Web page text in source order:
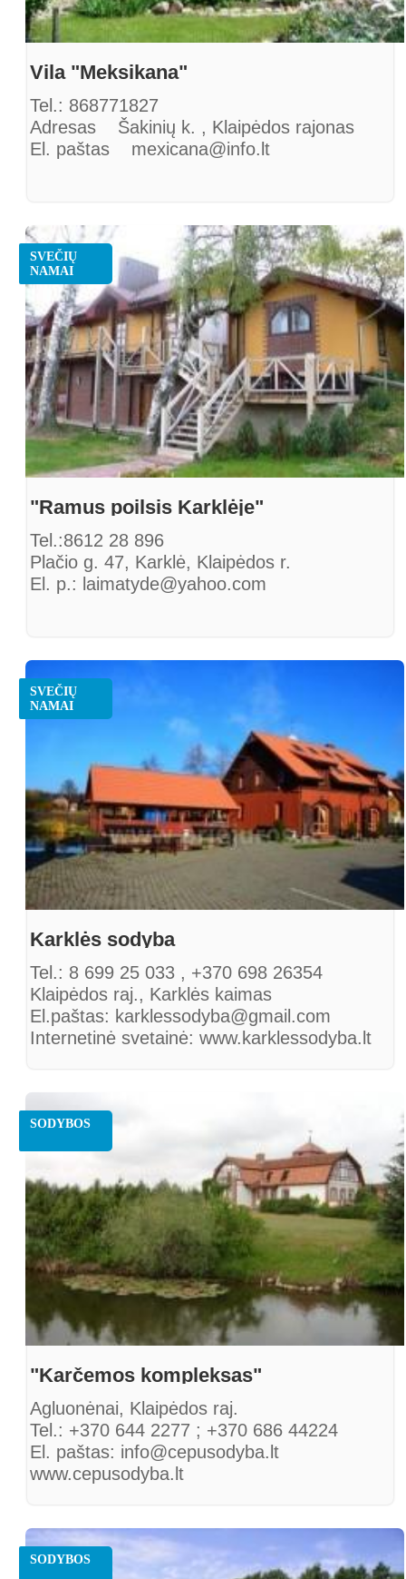
Vila "Meksikana"
Tel.: 868771827
Adresas Šakinių k. , Klaipėdos rajonas
El. paštas mexicana@info.lt
SVEČIŲ
NAMAI
"Ramus poilsis Karklėje"
Tel.:8612 28 896
Plačio g. 47, Karklė, Klaipėdos r.
El. p.: laimatyde@yahoo.com
SVEČIŲ
NAMAI
Karklės sodyba
Tel.: 8 699 25 033 , +370 698 26354
Klaipėdos raj., Karklės kaimas
El.paštas: karklessodyba@gmail.com
Internetinė svetainė: www.karklessodyba.lt
SODYBOS
"Karčemos kompleksas"
Agluonėnai, Klaipėdos raj.
Tel.: +370 644 2277 ; +370 686 44224
El. paštas: info@cepusodyba.lt
www.cepusodyba.lt
SODYBOS